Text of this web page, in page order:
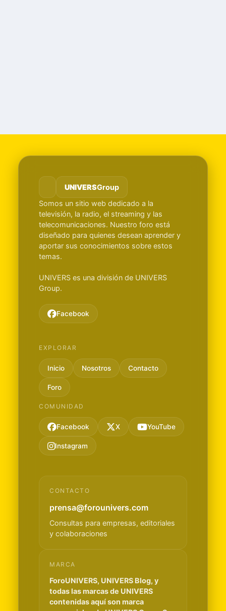
UNIVERSGroup
Somos un sitio web dedicado a la
televisión, la radio, el streaming y las
telecomunicaciones. Nuestro foro está
diseñado para quienes desean aprender y
aportar sus conocimientos sobre estos
temas.
UNIVERS es una división de UNIVERS
Group.
Facebook
EXPLORAR
Inicio Nosotros Contacto
Foro
COMUNIDAD
Facebook X YouTube
Instagram
CONTACTO
prensa@forounivers.com
Consultas para empresas, editoriales
y colaboraciones
MARCA
ForoUNIVERS, UNIVERS Blog, y
todas las marcas de UNIVERS
contenidas aquí son marca